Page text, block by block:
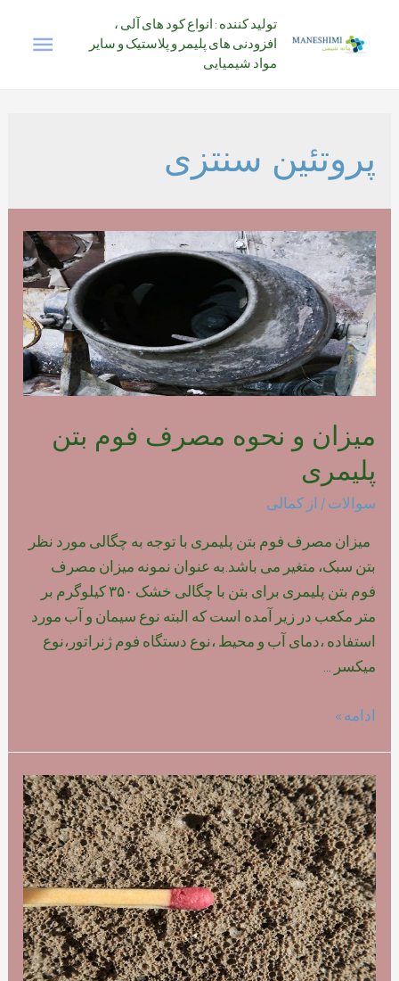
تولید کننده : انواع کود های آلی ،
افزودنی های پلیمر و پلاستیک و سایر
مواد شیمیایی
پروتئین سنتزی
میزان و نحوه مصرف فوم بتن
پلیمری
سوالات / از کمالی
میزان مصرف فوم بتن پلیمری با توجه به چگالی مورد نظر
بتن سبک، متغیر می باشد.به عنوان نمونه میزان مصرف
فوم بتن پلیمری برای بتن با چگالی خشک ۳۵۰ کیلوگرم بر
متر مکعب در زیر آمده است که البته نوع سیمان و آب مورد
استفاده ،دمای آب و محیط ،نوع دستگاه فوم ژنراتور،نوع
میکسر …
میزان
مصرف
فوم
بتن
پلیمری
ادامه »